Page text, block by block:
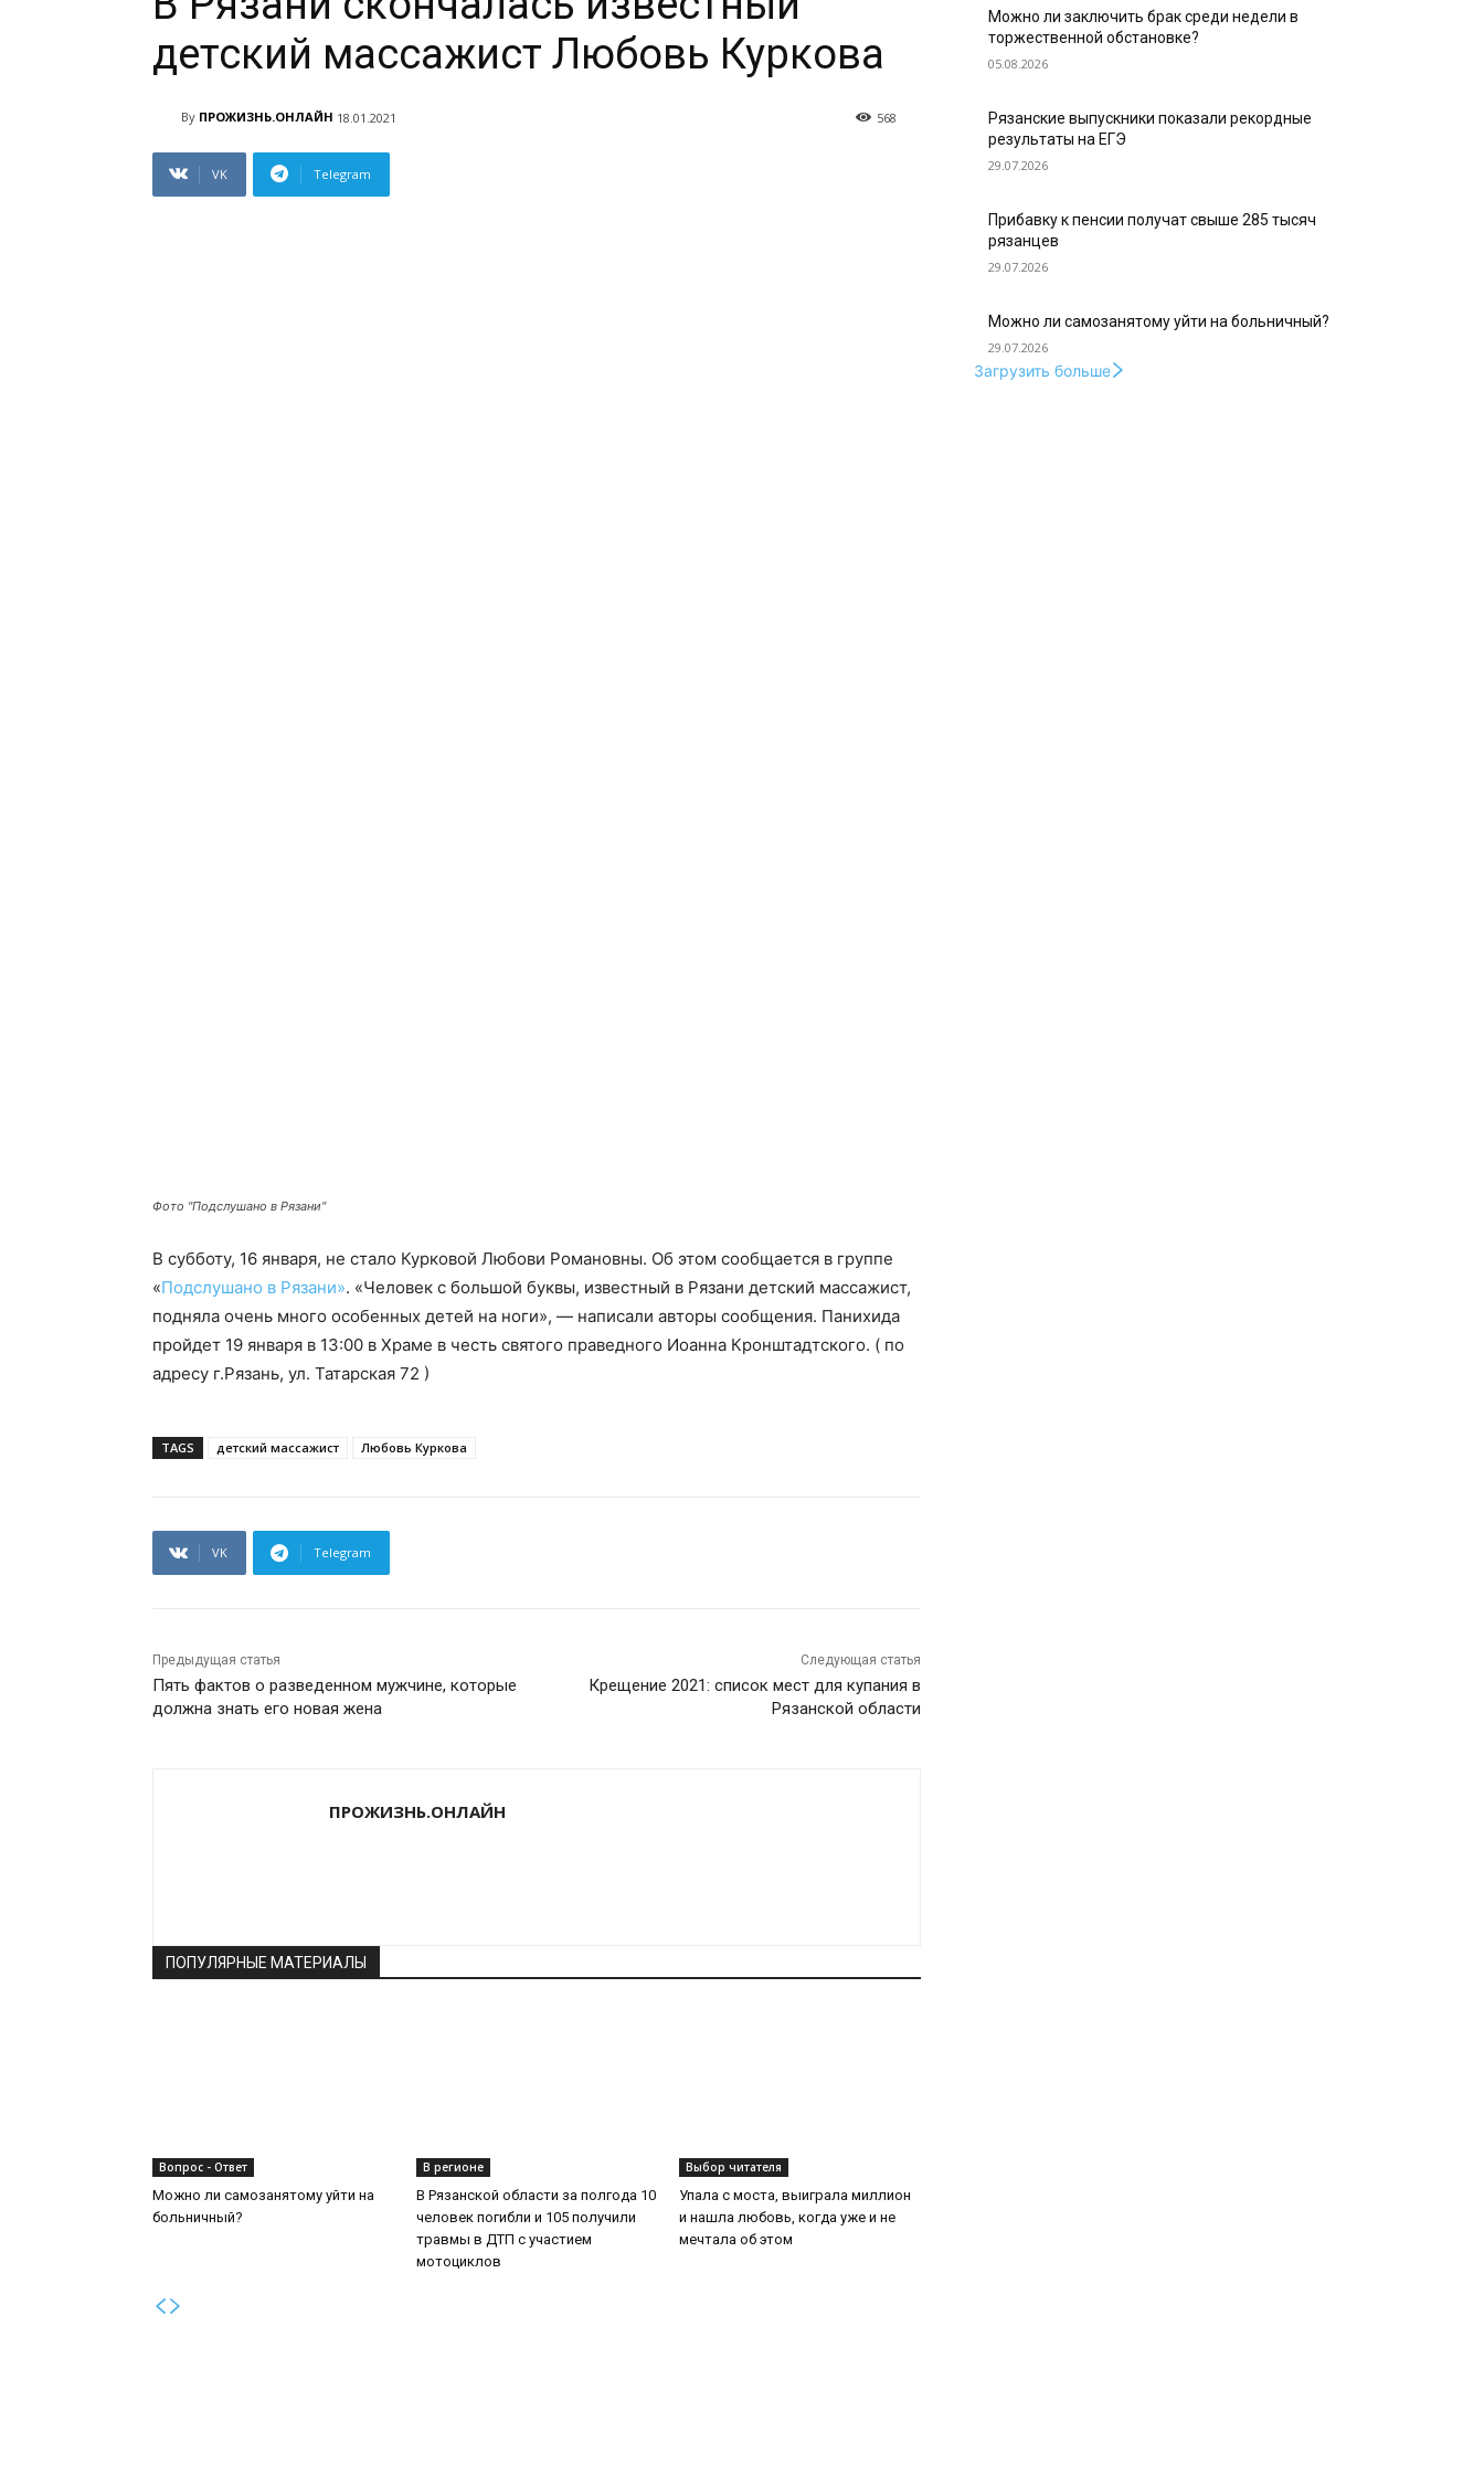
детский массажист Любовь Куркова
By ПРОЖИЗНЬ.ОНЛАЙН 18.01.2021 568
VK Telegram
Фото "Подслушано в Рязани"
В субботу, 16 января, не стало Курковой Любови Романовны. Об этом сообщается в группе
«Подслушано в Рязани». «Человек с большой буквы, известный в Рязани детский массажист,
подняла очень много особенных детей на ноги», — написали авторы сообщения. Панихида
пройдет 19 января в 13:00 в Храме в честь святого праведного Иоанна Кронштадтского. ( по
адресу г.Рязань, ул. Татарская 72 )
TAGS детский массажист Любовь Куркова
VK Telegram
Предыдущая статья
Пять фактов о разведенном мужчине, которые
должна знать его новая жена
Следующая статья
Крещение 2021: список мест для купания в
Рязанской области
ПРОЖИЗНЬ.ОНЛАЙН
ПОПУЛЯРНЫЕ МАТЕРИАЛЫ
Вопрос - Ответ
Можно ли самозанятому уйти на
больничный?
В регионе
В Рязанской области за полгода 10
человек погибли и 105 получили
травмы в ДТП с участием
мотоциклов
Выбор читателя
Упала с моста, выиграла миллион
и нашла любовь, когда уже и не
мечтала об этом
Можно ли заключить брак среди недели в
торжественной обстановке?
05.08.2026
Рязанские выпускники показали рекордные
результаты на ЕГЭ
29.07.2026
Прибавку к пенсии получат свыше 285 тысяч
рязанцев
29.07.2026
Можно ли самозанятому уйти на больничный?
29.07.2026
Загрузить больше